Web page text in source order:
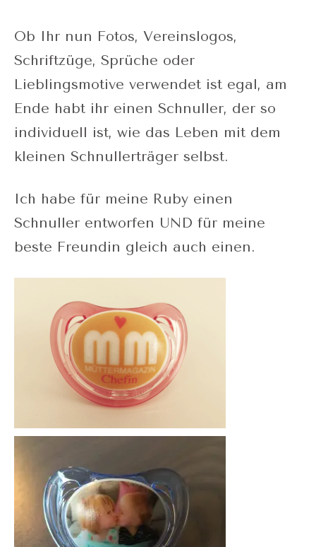
Ob Ihr nun Fotos, Vereinslogos,
Schriftzüge, Sprüche oder
Lieblingsmotive verwendet ist egal, am
Ende habt ihr einen Schnuller, der so
individuell ist, wie das Leben mit dem
kleinen Schnullerträger selbst.
Ich habe für meine Ruby einen
Schnuller entworfen UND für meine
beste Freundin gleich auch einen.